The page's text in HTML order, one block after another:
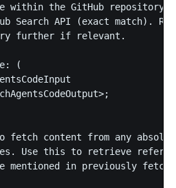
within the GitHub repository:
Search API (exact match).
further if relevant.
(
fetch content from any
Use this to retrieve
mentioned in previously